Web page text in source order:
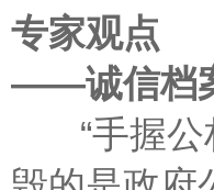
专家观点
——诚信档
“手握公